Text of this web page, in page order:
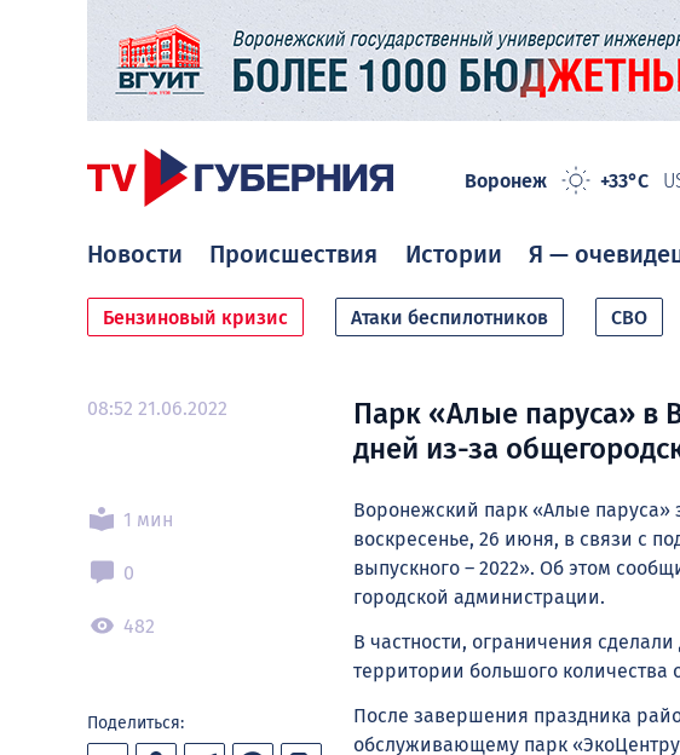
Воронеж +33°C
Новости Происшествия Истории Я —
Бензиновый кризис Атаки беспилотников СВО
08:52 21.06.2022
1 мин
0
482
Поделиться:
Парк «Алые паруса» в
дней из-за
Воронежский парк «Алые
воскресенье, 26 июня, в связи с
выпускного – 2022». Об этом
городской администрации.
В частности, ограничения
территории большого количества
После завершения праздника
обслуживающему парк